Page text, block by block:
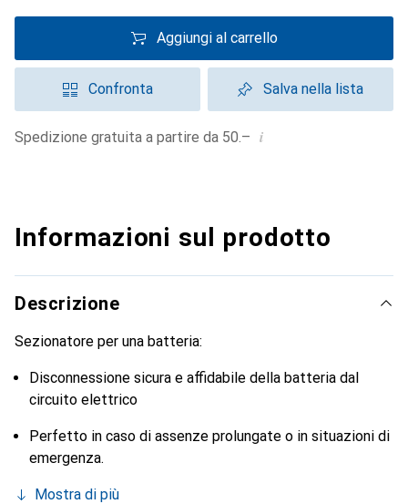
Aggiungi al carrello
Confronta Salva nella lista
Spedizione gratuita a partire da 50.– i
Informazioni sul prodotto
Descrizione
Sezionatore per una batteria:
Disconnessione sicura e affidabile della batteria dal
circuito elettrico
Perfetto in caso di assenze prolungate o in situazioni di
emergenza.
Mostra di più